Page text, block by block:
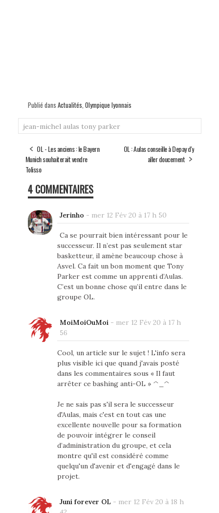
Publié dans Actualités, Olympique lyonnais
jean-michel aulas tony parker
OL - Les anciens : le Bayern
Munich souhaiterait vendre
Tolisso
OL : Aulas conseille à Depay d'y
aller doucement
4 COMMENTAIRES
Jerinho - mer 12 Fév 20 à 17 h 50
Ca se pourrait bien intéressant pour le
successeur. Il n’est pas seulement star
basketteur, il amène beaucoup chose à
Asvel. Ca fait un bon moment que Tony
Parker est comme un apprenti d’Aulas.
C’est un bonne chose qu’il entre dans le
groupe OL.
MoiMoiOuMoi- mer 12 Fév 20 à 17 h
56
Cool, un article sur le sujet ! L'info sera
plus visible ici que quand j'avais posté
dans les commentaires sous « Il faut
arrêter ce bashing anti-OL » ^_^
Je ne sais pas s'il sera le successeur
d'Aulas, mais c'est en tout cas une
excellente nouvelle pour sa formation
de pouvoir intégrer le conseil
d’administration du groupe, et cela
montre qu'il est considéré comme
quelqu'un d'avenir et d'engagé dans le
projet.
Juni forever OL - mer 12 Fév 20 à 18 h